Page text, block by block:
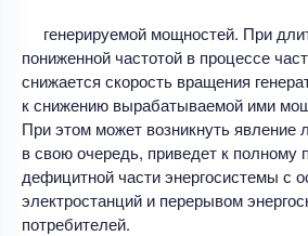
генерируемой мощностей. При
пониженной частотой в процессе
снижается скорость вращения
к снижению вырабатываемой ими
При этом может возникнуть явление
в свою очередь, приведет к полному
дефицитной части энергосистемы с
электростанций и перерывом
потребителей.